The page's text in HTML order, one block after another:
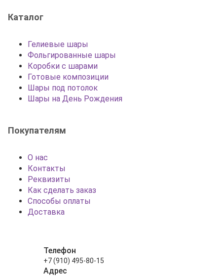
Каталог
Гелиевые шары
Фольгированные шары
Коробки с шарами
Готовые композиции
Шары под потолок
Шары на День Рождения
Покупателям
О нас
Контакты
Реквизиты
Как сделать заказ
Способы оплаты
Доставка
Телефон
+7 (910) 495-80-15
Адрес